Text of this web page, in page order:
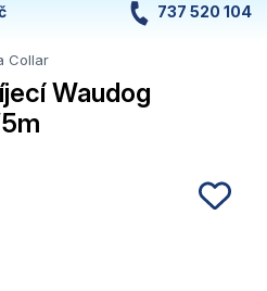
737 520 104
Collar
Waudog